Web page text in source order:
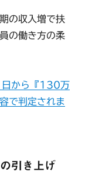
の収入増で扶
の働き方の柔
から『130万
で判定されま
引き上げ